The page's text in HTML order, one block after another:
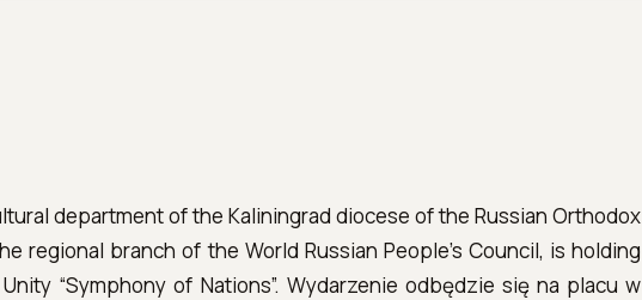
department of the Kaliningrad diocese of the Russian Orthodox
regional branch of the World Russian People's Council, is holding
“Symphony of Nations”. Wydarzenie odbędzie się na placu w